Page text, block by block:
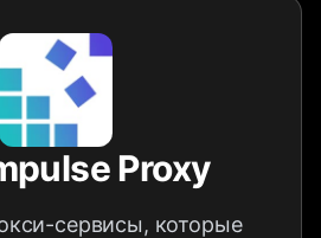
Proxy
сервисы, которые